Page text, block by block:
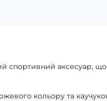
аксесуар, що
кольору та